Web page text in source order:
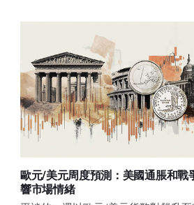
歐元/美元周度預測：美國通脹和戰
響市場情緒